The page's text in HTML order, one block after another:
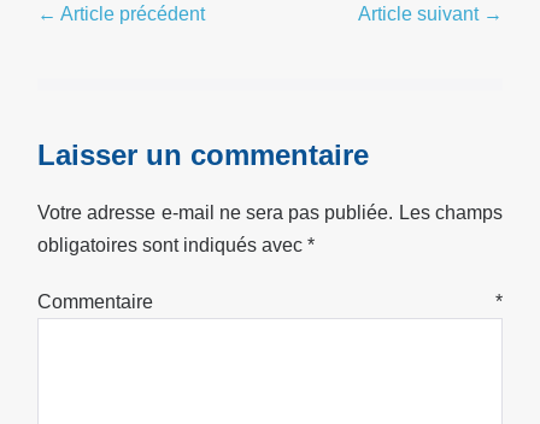
Navigation
← Article précédent Article suivant →
Laisser un commentaire
Votre adresse e-mail ne sera pas publiée. Les champs
obligatoires sont indiqués avec*
Commentaire *